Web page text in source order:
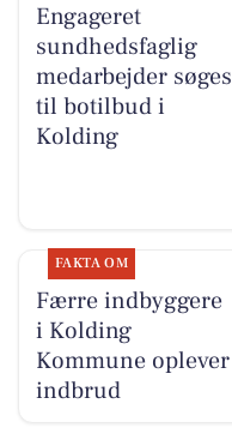
Engageret
sundhedsfaglig
medarbejder søges
til botilbud i
Kolding
FAKTA OM
Færre indbyggere
i Kolding
Kommune oplever
indbrud